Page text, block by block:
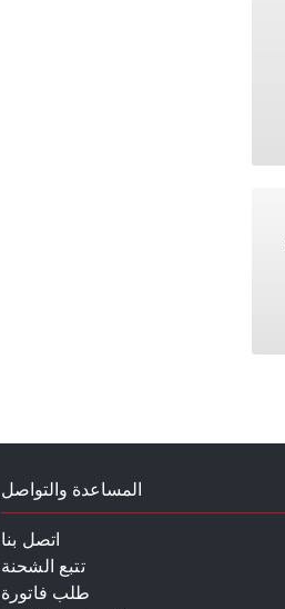
المساعدة والتواصل
اتصل بنا
تتبع الشحنة
طلب فاتورة